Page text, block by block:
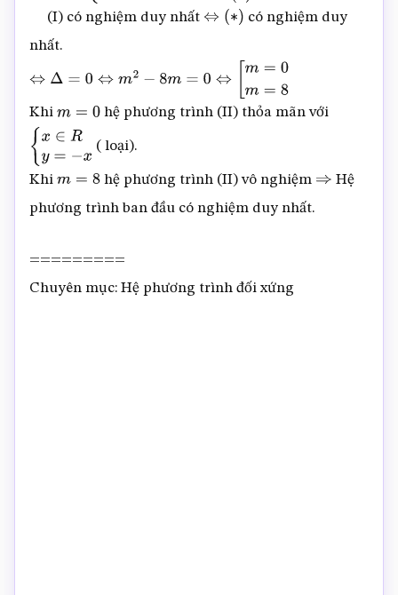
(I) có nghiệm duy nhất ⇔ ∗)
có nghiệm duy
nhất.
⇔ Δ= 0⇔m2− 8m ⇔[m= 0m=
Khi m=0 hệ phương trình (II) thỏa mãn với
{x ∈ Ry =− x( loại).
Khi m=8 hệ phương trình (II) vô nghiệm ⇒ Hệ
phương trình ban đầu có nghiệm duy nhất.
=========
Chuyên mục: Hệ phương trình đối xứng